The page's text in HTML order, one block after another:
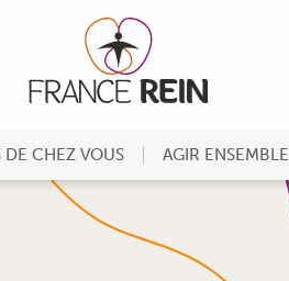
DE CHEZ VOUS AGIR ENSEMBLE